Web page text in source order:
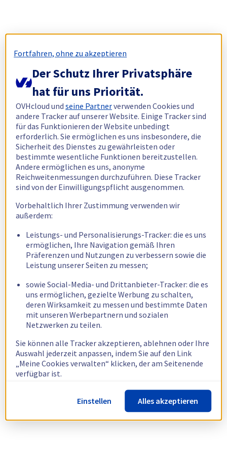
Fortfahren, ohne zu akzeptieren
Der Schutz Ihrer Privatsphäre
hat für uns Priorität.
OVHcloud undseine Partnerverwenden Cookies und
andere Tracker auf unserer Website. Einige Tracker sind
für das Funktionieren der Website unbedingt
erforderlich. Sie ermöglichen es uns insbesondere, die
Sicherheit des Dienstes zu gewährleisten oder
bestimmte wesentliche Funktionen bereitzustellen.
Andere ermöglichen es uns, anonyme
Reichweitenmessungen durchzuführen. Diese Tracker
sind von der Einwilligungspflicht ausgenommen.
Vorbehaltlich Ihrer Zustimmung verwenden wir
außerdem:
Leistungs- und Personalisierungs-Tracker: die es uns
ermöglichen, Ihre Navigation gemäß Ihren
Präferenzen und Nutzungen zu verbessern sowie die
Leistung unserer Seiten zu messen;
sowie Social-Media- und Drittanbieter-Tracker: die es
uns ermöglichen, gezielte Werbung zu schalten,
deren Wirksamkeit zu messen und bestimmte Daten
mit unseren Werbepartnern und sozialen
Netzwerken zu teilen.
Sie können alle Tracker akzeptieren, ablehnen oder Ihre
Auswahl jederzeit anpassen, indem Sie auf den Link
„Meine Cookies verwalten“ klicken, der am Seitenende
verfügbar ist.
Weitere Informationen finden Sie in unsererRichtlinie
zur Verwendung von Cookies.
Einstellen Alles akzeptieren